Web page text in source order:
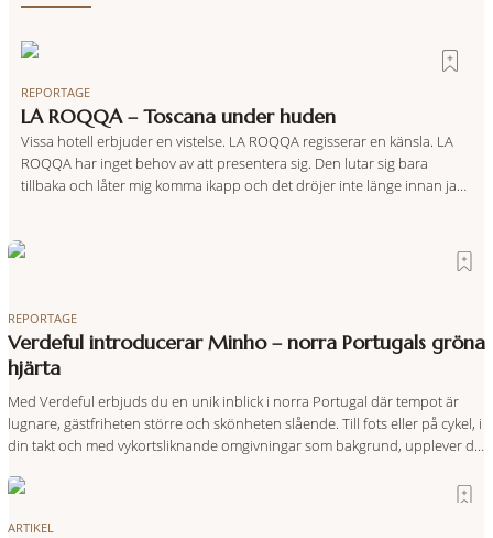
REPORTAGE
LA ROQQA – Toscana under huden
Vissa hotell erbjuder en vistelse. LA ROQQA regisserar en känsla. LA
ROQQA har inget behov av att presentera sig. Den lutar sig bara
tillbaka och låter mig komma ikapp och det dröjer inte länge innan jag
REPORTAGE
Verdeful introducerar Minho – norra Portugals gröna
hjärta
Med Verdeful erbjuds du en unik inblick i norra Portugal där tempot är
lugnare, gästfriheten större och skönheten slående. Till fots eller på cykel, i
din takt och med vykortsliknande omgivningar som bakgrund, upplever du
och sagolika landskap – detta är slow travel när det
ARTIKEL